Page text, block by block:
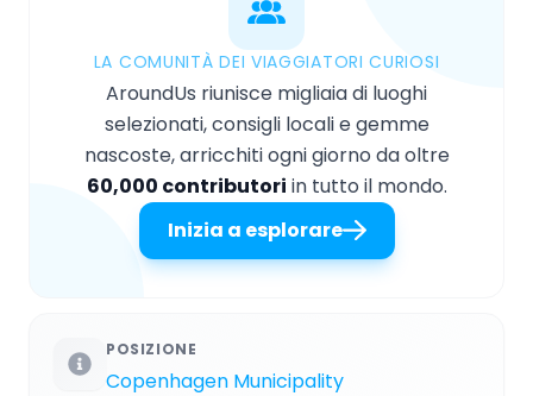
LA COMUNITÀ DEI VIAGGIATORI CURIOSI
AroundUs riunisce migliaia di luoghi
selezionati, consigli locali e gemme
nascoste, arricchiti ogni giorno da oltre
60,000 contributori in tutto il mondo.
Inizia a esplorare
POSIZIONE
Copenhagen Municipality